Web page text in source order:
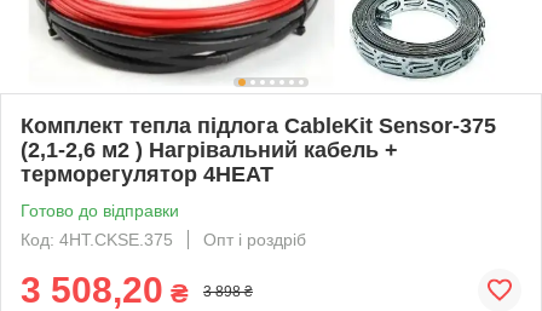
Комплект тепла підлога CableKit Sensor-375
(2,1-2,6 м2 ) Нагрівальний кабель +
терморегулятор 4HEAT
Готово до відправки
Код: 4HT.CKSE.375
Опт і роздріб
3 508,20 ₴ 3 898 ₴